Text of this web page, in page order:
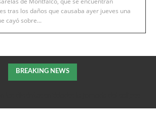
tras los daños que causaba ayer jueves una
cayó sobre...
BREAKING NEWS